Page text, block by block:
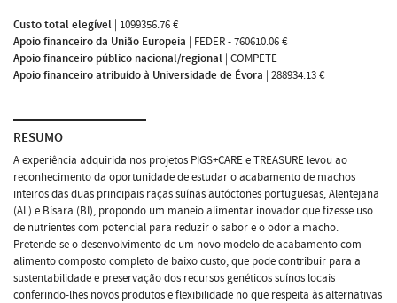
Custo total elegível | 1099356.76 €
Apoio financeiro da União Europeia | FEDER - 760610.06 €
Apoio financeiro público nacional/regional | COMPETE
Apoio financeiro atribuído à Universidade de Évora | 288934.13 €
RESUMO
A experiência adquirida nos projetos PIGS+CARE e TREASURE levou ao
reconhecimento da oportunidade de estudar o acabamento de machos
inteiros das duas principais raças suínas autóctones portuguesas, Alentejana
(AL) e Bísara (BI), propondo um maneio alimentar inovador que fizesse uso
de nutrientes com potencial para reduzir o sabor e o odor a macho.
Pretende-se o desenvolvimento de um novo modelo de acabamento com
alimento composto completo de baixo custo, que pode contribuir para a
sustentabilidade e preservação dos recursos genéticos suínos locais
conferindo-lhes novos produtos e flexibilidade no que respeita às alternativas